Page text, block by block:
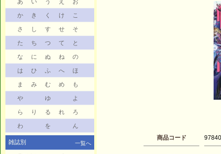
あ い う え
お
か
き く け
こ
さ
し す せ
そ
た
ち つ て
と
な
に ぬ ね
の
は
ひ ふ へ
ほ
ま
み む め
も
や
ゆ
よ
ら
り る れ
ろ
わ
を ん
雑誌別 一覧へ
商品コード